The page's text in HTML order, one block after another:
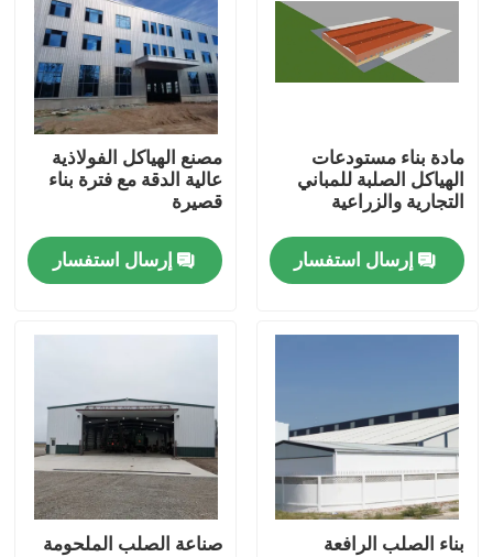
أشرطة فيديو
جولة في المعمل
رقابة جودة
اطلب اقتباس
مستودع الهيكل الصلب
ورشة الهياكل الفولاذية
هيكل فولاذي خفيف الوزن
مادة بناء مستودعات
الهياكل الصلبة للمباني
التجارية والزراعية
إرسال استفسار
مصنع الهياكل الفولاذية
عالية الدقة مع فترة بناء
قصيرة
إرسال استفسار
بناء الصلب الرافعة
صناعة الصلب الملحومة